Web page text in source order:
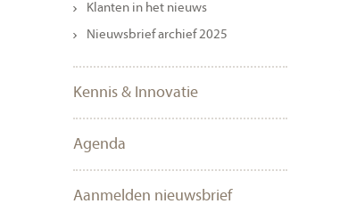
Klanten in het nieuws
Nieuwsbrief archief 2025
Kennis & Innovatie
Agenda
Aanmelden nieuwsbrief